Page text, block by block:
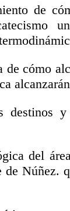
de
de cómo
destinos
del
Núñez.